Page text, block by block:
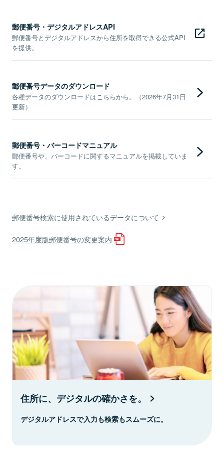
郵便番号・デジタルアドレスAPI
郵便番号とデジタルアドレスから住所を取得できる公式API
を提供。
郵便番号データのダウンロード
各種データのダウンロードはこちらから。（2026年7月31日
更新）
郵便番号・バーコードマニュアル
郵便番号や、バーコードに関するマニュアルを掲載していま
す。
郵便番号検索に使用されているデータについて
2025年度版郵便番号の変更案内
住所に、デジタルの確かさを。
デジタルアドレスで入力も検索もスムーズに。